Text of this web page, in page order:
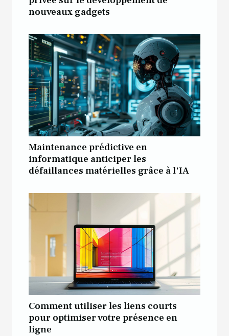
nouveaux gadgets
Maintenance prédictive en
informatique anticiper les
défaillances matérielles grâce à l'IA
Comment utiliser les liens courts
pour optimiser votre présence en
ligne